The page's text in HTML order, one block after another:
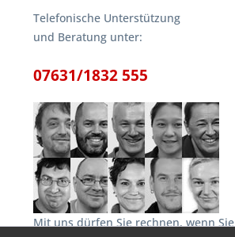
Telefonische Unterstützung
und Beratung unter:
07631/1832 555
Mit uns dürfen Sie rechnen, wenn Sie